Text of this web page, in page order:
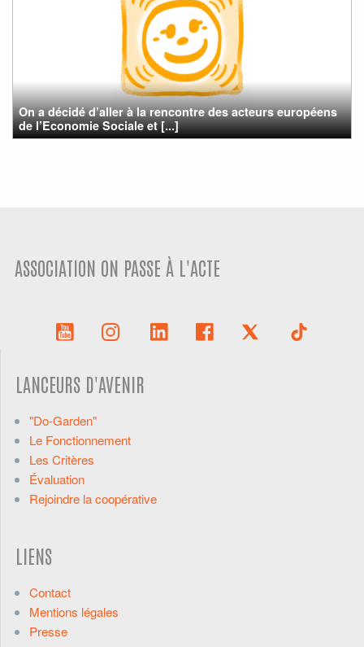
On a décidé d’aller à la rencontre des acteurs européens
de l’Economie Sociale et [...]
ASSOCIATION ON PASSE À L'ACTE
LANCEURS D'AVENIR
"Do-Garden"
Le Fonctionnement
Les Critères
Évaluation
Rejoindre la coopérative
LIENS
Contact
Mentions légales
Presse